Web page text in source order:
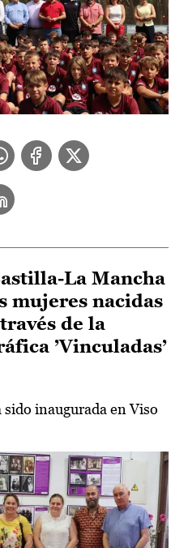
La Mancha
mujeres nacidas
de la
’Vinculadas’
inaugurada en Viso